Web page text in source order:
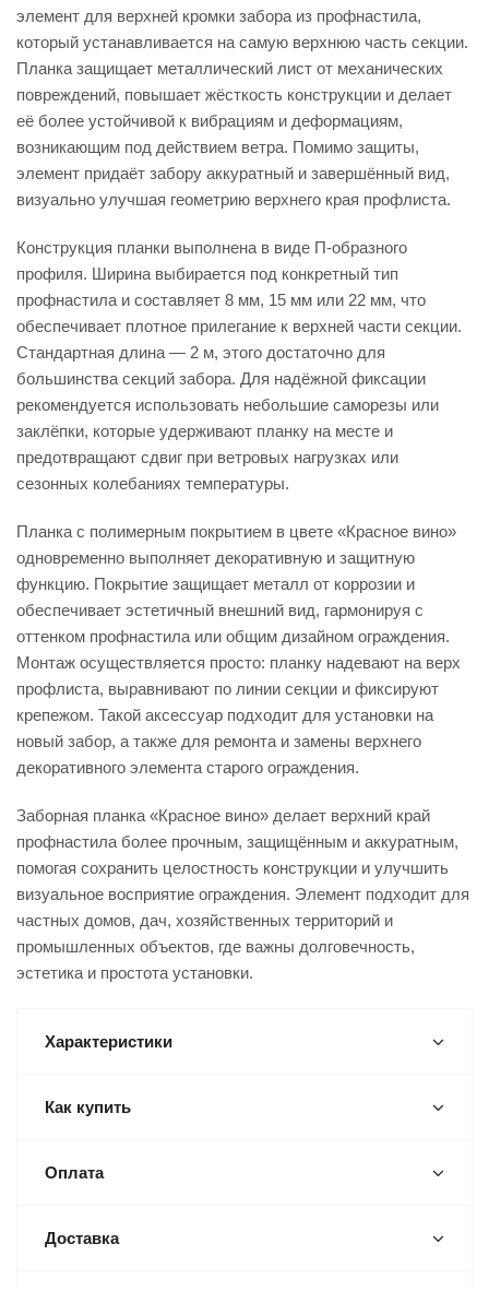
элемент для верхней кромки забора из профнастила,
который устанавливается на самую верхнюю часть секции.
Планка защищает металлический лист от механических
повреждений, повышает жёсткость конструкции и делает
её более устойчивой к вибрациям и деформациям,
возникающим под действием ветра. Помимо защиты,
элемент придаёт забору аккуратный и завершённый вид,
визуально улучшая геометрию верхнего края профлиста.
Конструкция планки выполнена в виде П-образного
профиля. Ширина выбирается под конкретный тип
профнастила и составляет 8 мм, 15 мм или 22 мм, что
обеспечивает плотное прилегание к верхней части секции.
Стандартная длина — 2 м, этого достаточно для
большинства секций забора. Для надёжной фиксации
рекомендуется использовать небольшие саморезы или
заклёпки, которые удерживают планку на месте и
предотвращают сдвиг при ветровых нагрузках или
сезонных колебаниях температуры.
Планка с полимерным покрытием в цвете «Красное вино»
одновременно выполняет декоративную и защитную
функцию. Покрытие защищает металл от коррозии и
обеспечивает эстетичный внешний вид, гармонируя с
оттенком профнастила или общим дизайном ограждения.
Монтаж осуществляется просто: планку надевают на верх
профлиста, выравнивают по линии секции и фиксируют
крепежом. Такой аксессуар подходит для установки на
новый забор, а также для ремонта и замены верхнего
декоративного элемента старого ограждения.
Заборная планка «Красное вино» делает верхний край
профнастила более прочным, защищённым и аккуратным,
помогая сохранить целостность конструкции и улучшить
визуальное восприятие ограждения. Элемент подходит для
частных домов, дач, хозяйственных территорий и
промышленных объектов, где важны долговечность,
эстетика и простота установки.
Характеристики
Как купить
Оплата
Доставка